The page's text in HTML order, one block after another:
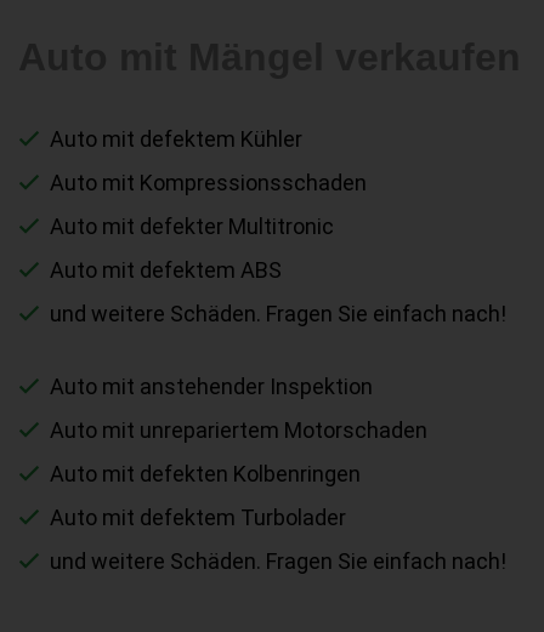
Auto mit defektem Kühler
Auto mit Kompressionsschaden
Auto mit defekter Multitronic
Auto mit defektem ABS
und weitere Schäden. Fragen Sie einfach nach!
Auto mit anstehender Inspektion
Auto mit unrepariertem Motorschaden
Auto mit defekten Kolbenringen
Auto mit defektem Turbolader
und weitere Schäden. Fragen Sie einfach nach!